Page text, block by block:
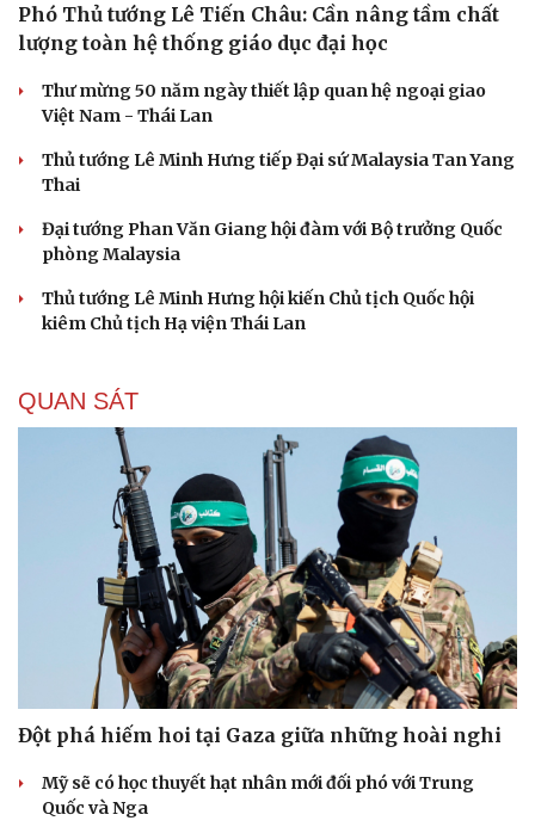
Phó Thủ tướng Lê Tiến Châu: Cần nâng tầm chất
lượng toàn hệ thống giáo dục đại học
Thư mừng 50 năm ngày thiết lập quan hệ ngoại giao
Việt Nam - Thái Lan
Thủ tướng Lê Minh Hưng tiếp Đại sứ Malaysia Tan Yang
Thai
Đại tướng Phan Văn Giang hội đàm với Bộ trưởng Quốc
phòng Malaysia
Thủ tướng Lê Minh Hưng hội kiến Chủ tịch Quốc hội
kiêm Chủ tịch Hạ viện Thái Lan
QUAN SÁT
Đột phá hiếm hoi tại Gaza giữa những hoài nghi
Mỹ sẽ có học thuyết hạt nhân mới đối phó với Trung
Quốc và Nga